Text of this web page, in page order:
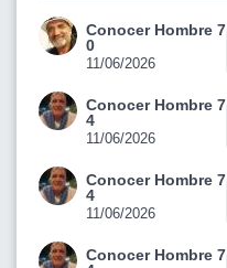
Conocer Hombre 7
0
11/06/2026
Conocer Hombre 7
4
11/06/2026
Conocer Hombre 7
4
11/06/2026
Conocer Hombre 7